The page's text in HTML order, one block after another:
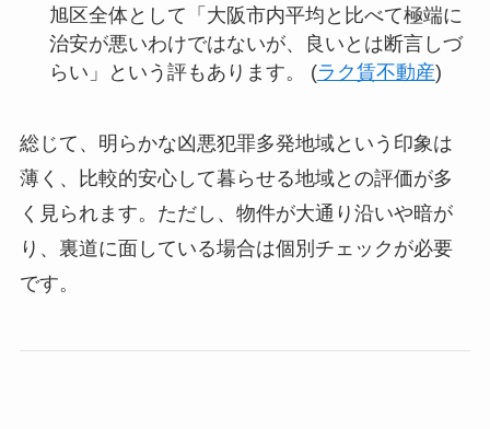
旭区全体として「大阪市内平均と比べて極端に
治安が悪いわけではないが、良いとは断言しづ
らい」という評もあります。 (ラク賃不動産)
総じて、明らかな凶悪犯罪多発地域という印象は
薄く、比較的安心して暮らせる地域との評価が多
く見られます。ただし、物件が大通り沿いや暗が
り、裏道に面している場合は個別チェックが必要
です。